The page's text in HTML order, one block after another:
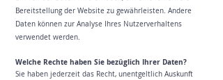
Bereitstellung der Website zu gewährleisten. Andere
Daten können zur Analyse Ihres Nutzerverhaltens
verwendet werden.
Welche Rechte haben Sie bezüglich Ihrer Daten?
Sie haben jederzeit das Recht, unentgeltlich Auskunft